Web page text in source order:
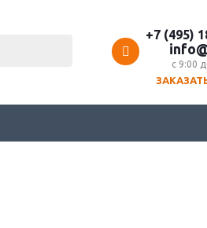
+7 (495)
с 9:00